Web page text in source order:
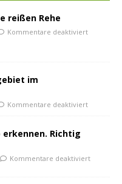
reißen Rehe
Kommentare deaktiviert
im
Kommentare deaktiviert
Richtig
Kommentare deaktiviert